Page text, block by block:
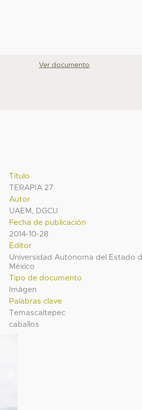
Ver documento
Título
TERAPIA 27
Autor
UAEM, DGCU
Fecha de publicación
2014-10-28
Editor
Universidad Autónoma del Estado
México
Tipo de documento
Imágen
Palabras clave
Temascaltepec
caballos